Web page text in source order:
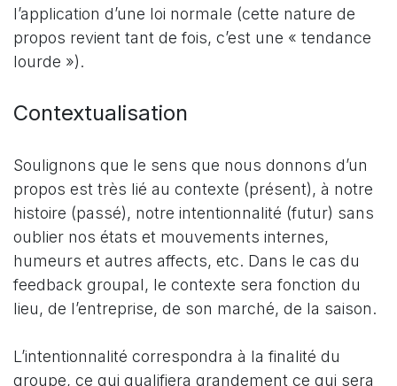
l’application d’une loi normale (cette nature de
propos revient tant de fois, c’est une « tendance
lourde »).
Contextualisation
Soulignons que le sens que nous donnons d’un
propos est très lié au contexte (présent), à notre
histoire (passé), notre intentionnalité (futur) sans
oublier nos états et mouvements internes,
humeurs et autres affects, etc. Dans le cas du
feedback groupal, le contexte sera fonction du
lieu, de l’entreprise, de son marché, de la saison.
L’intentionnalité correspondra à la finalité du
groupe, ce qui qualifiera grandement ce qui sera